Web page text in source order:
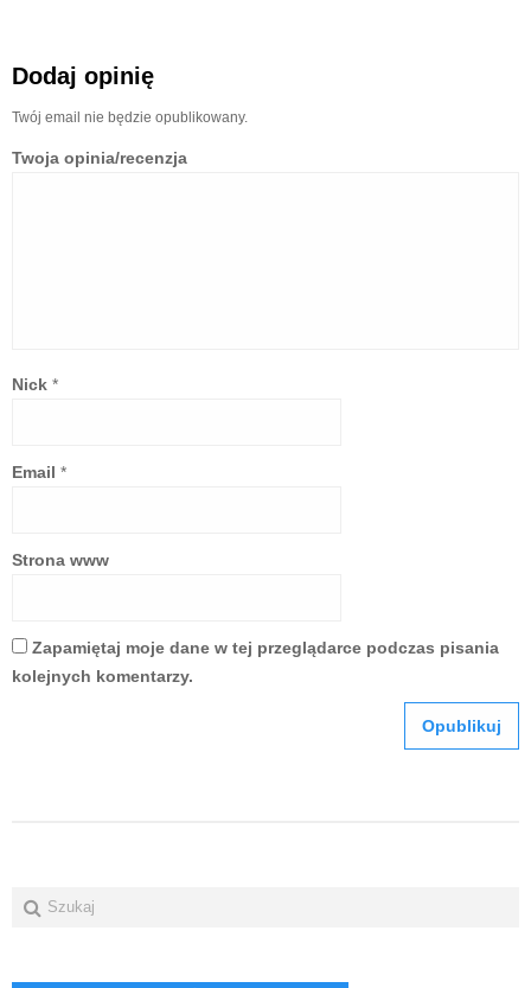
Dodaj opinię
Twój email nie będzie opublikowany.
Twoja opinia/recenzja
Nick *
Email *
Strona www
Zapamiętaj moje dane w tej przeglądarce podczas pisania
kolejnych komentarzy.